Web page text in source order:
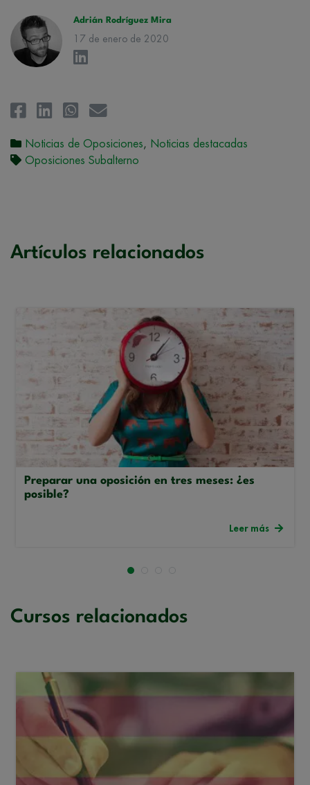
Adrián Rodríguez Mira
17 de enero de 2020
Noticias de Oposiciones, Noticias destacadas
Oposiciones Subalterno
Artículos relacionados
Preparar una oposición en tres meses: ¿es
posible?
Leer más
Cursos relacionados